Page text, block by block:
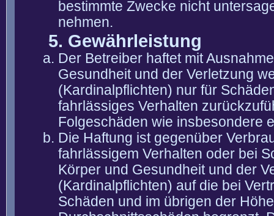
bestimmte Zwecke nicht
nehmen.
5. Gewährleistung
Der Betreiber haftet mit
Gesundheit und der Verletzung
(Kardinalpflichten) nur für
fahrlässiges Verhalten
Folgeschäden wie insbesondere
Die Haftung ist gegenüber
fahrlässigem Verhalten oder bei
Körper und Gesundheit und der
(Kardinalpflichten) auf die bei
Schäden und im übrigen der